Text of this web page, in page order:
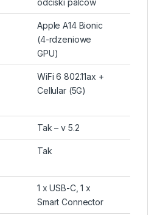
odciski palców
Apple A14 Bionic
(4-rdzeniowe
GPU)
WiFi 6 802.11ax +
Cellular (5G)
Tak – v 5.2
Tak
1 x USB-C, 1 x
Smart Connector